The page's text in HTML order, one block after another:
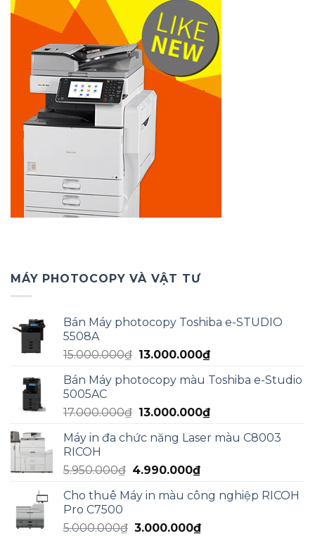
MÁY PHOTOCOPY VÀ VẬT TƯ
Bán Máy photocopy Toshiba e-STUDIO
5508A
15.000.000₫ Giá
là:
13.000.000₫Giá
tại
13.000.000₫.
Bán Máy photocopy màu Toshiba e-Studio
5005AC
17.000.000₫ Giá
là:
13.000.000₫Giá
tại
Máy in đa chức năng Laser màu C8003
RICOH
5.950.000₫ Giá
là:
4.990.000₫Giá
tại
4.990.000₫.
Cho thuê Máy in màu công nghiệp RICOH
Pro C7500
5.000.000₫ Giá
3.000.000₫Giá